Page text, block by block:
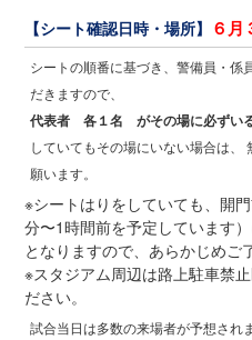
【シート確認日時・場所】 ６月
シートの順番に基づき、警備員・係
だきますので、
代表者 各１名 がその場に必ずいる
していてもその場にいない場合は、
願います。
※シートはりをしていても、開
分〜1時間前を予定しています
となりますので、あらかじめご
※スタジアム周辺は路上駐車禁
ださい。
試合当日は多数の来場者が予想され